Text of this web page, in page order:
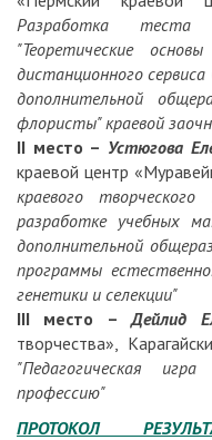
Разработка
"Теоретические
дистанционного
дополнительной
флористы" краевой
II место – Устюгова
краевой центр
краевого творческого
разработке учебных
дополнительной
программы
генетики и селекции"
III
место –Дейлид
творчества»,
"Педагогическая
профессию"
ПРОТОКОЛ